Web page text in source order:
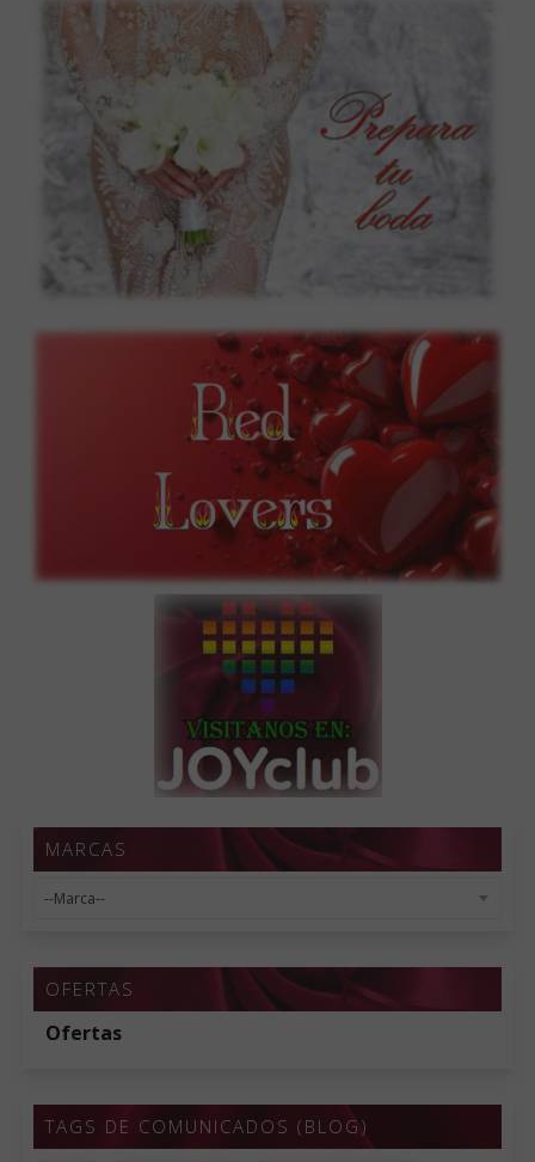
MARCAS
OFERTAS
Ofertas
TAGS DE COMUNICADOS (BLOG)